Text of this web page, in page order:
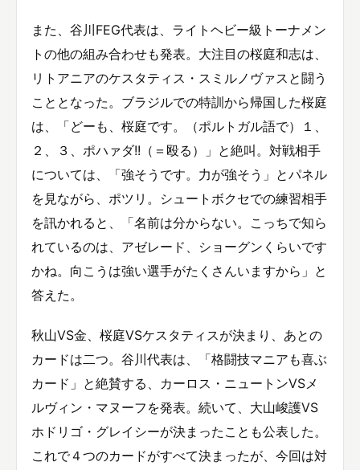
また、谷川FEG代表は、ライトヘビー級トーナメン
トの他の組み合わせも発表。大注目の桜庭和志は、
リトアニアのケスタティス・スミルノヴァスと闘う
こととなった。ブラジルでの特訓から帰国した桜庭
は、「どーも、桜庭です。（ポルトガル語で）１、
２、３、ポハァダ!!（＝殴る）」と絶叫。対戦相手
については、「強そうです。力が強そう」とパネル
を見ながら、ポツリ。シュートボクセでの練習相手
を訊かれると、「名前は分からない。こっちで知ら
れているのは、アゼレード、ショーグンくらいです
かね。向こうは強い選手がたくさんいますから」と
答えた。
秋山VS金、桜庭VSケスタティスが決まり、あとの
カードは二つ。谷川代表は、「格闘技マニアも喜ぶ
カード」と絶賛する、カーロス・ニュートンVSメ
ルヴィン・マヌーフを発表。続いて、大山峻護VS
ホドリゴ・グレイシーが決まったことも公表した。
これで４つのカードがすべて決まったが、今回は対